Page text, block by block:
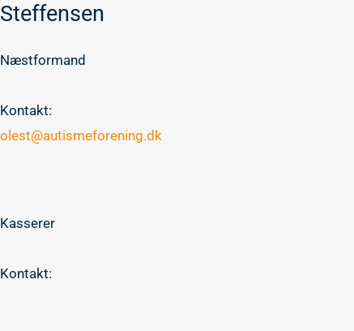
Steffensen
Næstformand
Kontakt:
olest@autismeforening.dk
Kasserer
Kontakt: